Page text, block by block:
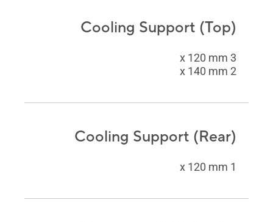
Cooling Support (Top)
3 x 120 mm
2 x 140 mm
Cooling Support (Rear)
1 x 120 mm